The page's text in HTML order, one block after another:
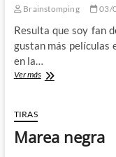
Nuclear
la
ONU
tirado
Brainstomping 03/
Resulta que soy fan
gustan más películas
en la…
Ver másSexykiller
TIRAS
Marea negra